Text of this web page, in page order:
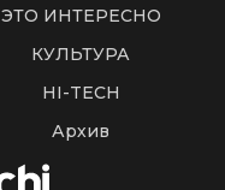
ЭТО ИНТЕРЕСНО
КУЛЬТУРА
HI-TECH
Архив